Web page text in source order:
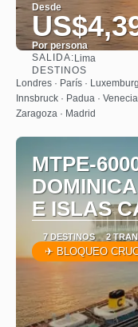
Desde
Por persona
SALIDA:Lima
DESTINOS
Londres · París ·
Innsbruck · Padua ·
Zaragoza · Madrid
MTPE-
E ISLAS
7 DESTINOS 2
✈ BLOQUEO